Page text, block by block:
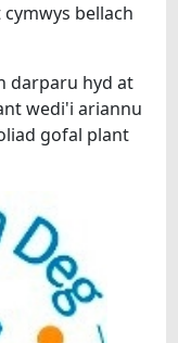
bellach
darparu hyd at
wedi'i ariannu
gofal plant